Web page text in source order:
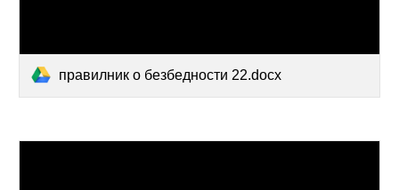
правилник о безбедности 22.docx